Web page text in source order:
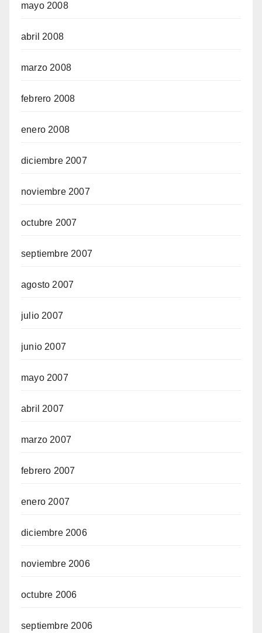
mayo 2008
abril 2008
marzo 2008
febrero 2008
enero 2008
diciembre 2007
noviembre 2007
octubre 2007
septiembre 2007
agosto 2007
julio 2007
junio 2007
mayo 2007
abril 2007
marzo 2007
febrero 2007
enero 2007
diciembre 2006
noviembre 2006
octubre 2006
septiembre 2006